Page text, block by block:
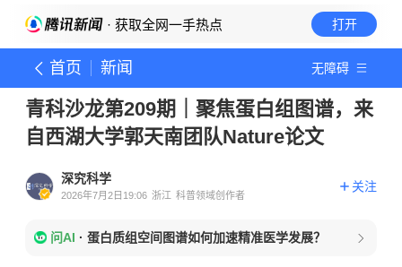
· 获取全网一手热点 打开
首页 新闻 无障碍
青科沙龙第209期｜聚焦蛋白组图谱，来
自西湖大学郭天南团队Nature论文
深究科学
2026年7月2日19:06 浙江 科普领域创作者
关注
问AI · 蛋白质组空间图谱如何加速精准医学发展？